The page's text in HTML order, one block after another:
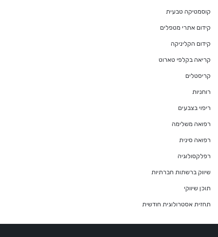
קוסמטיקה טבעית
קידום אתרי מטפלים
קידום הקליניקה
קריאה בקלפי טארוט
קריסטלים
רוחניות
ריפוי בצבעים
רפואה משלימה
רפואה סינית
רפלקסולוגיה
שיווק ברשתות חברתיות
תוכן שיווקי
תחזית אסטרולוגית חודשית